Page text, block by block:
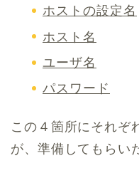
ホストの設定名
ホスト名
ユーザ名
パスワード
この４箇所にそれぞ
が、準備してもらい